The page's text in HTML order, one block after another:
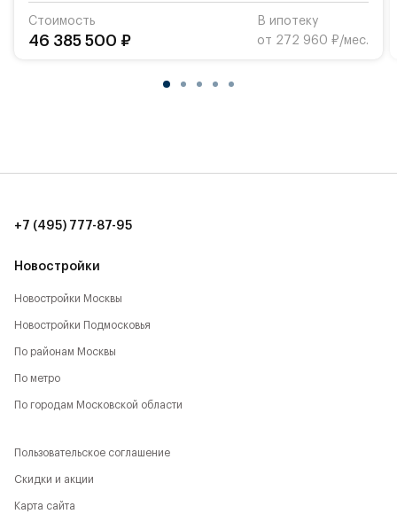
Стоимость
46 385 500 ₽
В ипотеку
от 272 960 ₽/мес.
Новостройки
Новостройки Москвы
Новостройки Подмосковья
По районам Москвы
По метро
По городам Московской области
+7 (495) 777-87-95
Пользовательское соглашение
Скидки и акции
Карта сайта